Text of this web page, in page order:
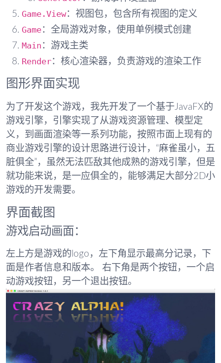
Game.View：视图包，包含所有视图的定义
Game：全局游戏对象，使用单例模式创建
Main ：游戏主类
Render：核心渲染器，负责游戏的渲染工作
图形界面实现
为了开发这个游戏，我先开发了一个基于JavaFX的
游戏引擎，引擎实现了从游戏资源管理、模型定
义，到画面渲染等一系列功能，按照市面上现有的
商业游戏引擎的设计思路进行设计，“麻雀虽小，五
脏俱全”，虽然无法匹敌其他成熟的游戏引擎，但是
就功能来说，是一应俱全的，能够满足大部分2D小
游戏的开发需要。
界面截图
游戏启动画面：
左上方是游戏的logo，左下角显示最高分记录，下
面是作者信息和版本。 右下角是两个按钮，一个启
动游戏按钮，另一个退出按钮。